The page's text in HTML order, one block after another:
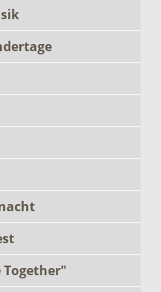
Together"